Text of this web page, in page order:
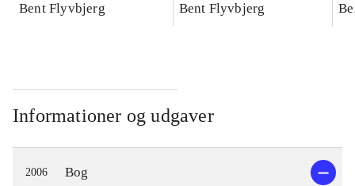
konkretes videnskab
Bent Flyvbjerg
konkretes videnskab
Bent Flyvbjerg
Informationer og udgaver
2006 Bog